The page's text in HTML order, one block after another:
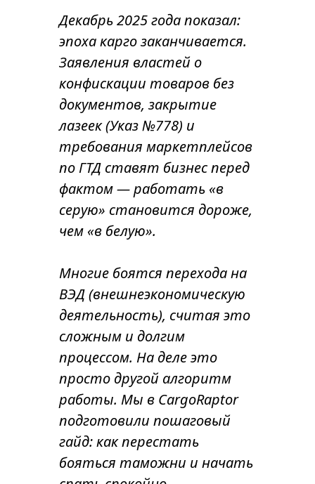
Декабрь 2025 года показал:
эпоха карго заканчивается.
Заявления властей о
конфискации товаров без
документов, закрытие
лазеек (Указ №778) и
требования маркетплейсов
по ГТД ставят бизнес перед
фактом — работать «в
серую» становится дороже,
чем «в белую».
Многие боятся перехода на
ВЭД (внешнеэкономическую
деятельность), считая это
сложным и долгим
процессом. На деле это
просто другой алгоритм
работы. Мы в CargoRaptor
подготовили пошаговый
гайд: как перестать
бояться таможни и начать